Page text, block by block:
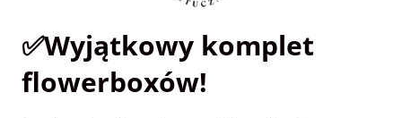
✅Wyjątkowy komplet
flowerboxów!